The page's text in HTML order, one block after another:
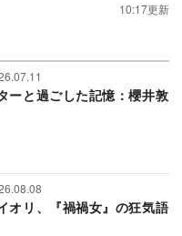
10:17更新
ーと過ごした記憶：櫻井敦
オリ、『禍禍女』の狂気語